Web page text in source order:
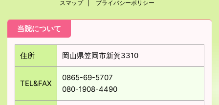
スマップ
プライバシーポリシー
当院について
住所 岡山県笠岡市新賀3310
TEL&FAX
0865-69-5707
080-1908-4490